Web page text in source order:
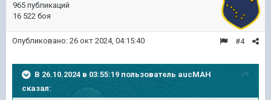
965 публикаций
16 522 боя
#4
Опубликовано: 26 окт 2024, 04:15:40
В 26.10.2024 в 03:55:19 пользователь aucMAH
сказал: